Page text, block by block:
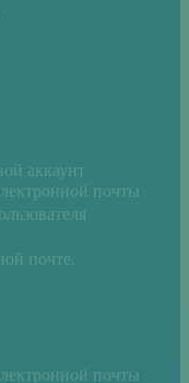
аккаунт
почты
почте.
почты